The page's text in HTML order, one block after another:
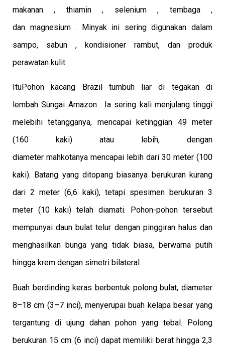
makanan , thiamin , selenium , tembaga ,
dan magnesium . Minyak ini sering digunakan dalam
sampo, sabun , kondisioner rambut, dan produk
perawatan kulit.
ItuPohon kacang Brazil tumbuh liar di tegakan di
lembah Sungai Amazon . Ia sering kali menjulang tinggi
melebihi tetangganya, mencapai ketinggian 49 meter
(160 kaki) atau lebih, dengan
diameter mahkotanya mencapai lebih dari 30 meter (100
kaki). Batang yang ditopang biasanya berukuran kurang
dari 2 meter (6,6 kaki), tetapi spesimen berukuran 3
meter (10 kaki) telah diamati. Pohon-pohon tersebut
mempunyai daun bulat telur dengan pinggiran halus dan
menghasilkan bunga yang tidak biasa, berwarna putih
hingga krem ​​​​dengan simetri bilateral.
Buah berdinding keras berbentuk polong bulat, diameter
8–18 cm (3–7 inci), menyerupai buah kelapa besar yang
tergantung di ujung dahan pohon yang tebal. Polong
berukuran 15 cm (6 inci) dapat memiliki berat hingga 2,3